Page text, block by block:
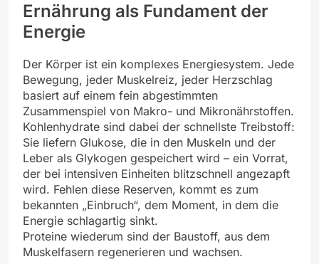
Ernährung als Fundament der
Energie
Der Körper ist ein komplexes Energiesystem. Jede
Bewegung, jeder Muskelreiz, jeder Herzschlag
basiert auf einem fein abgestimmten
Zusammenspiel von Makro- und Mikronährstoffen.
Kohlenhydrate sind dabei der schnellste Treibstoff:
Sie liefern Glukose, die in den Muskeln und der
Leber als Glykogen gespeichert wird – ein Vorrat,
der bei intensiven Einheiten blitzschnell angezapft
wird. Fehlen diese Reserven, kommt es zum
bekannten „Einbruch“, dem Moment, in dem die
Energie schlagartig sinkt.
Proteine wiederum sind der Baustoff, aus dem
Muskelfasern regenerieren und wachsen.